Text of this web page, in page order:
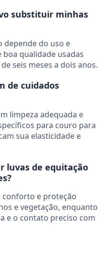
substituir minhas
depende do uso e
boa qualidade usadas
seis meses a dois anos.
de cuidados
limpeza adequada e
para couro para
sua elasticidade e
luvas de equitação
conforto e proteção
e vegetação, enquanto
e o contato preciso com